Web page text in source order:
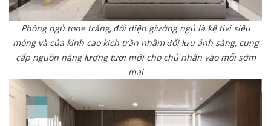
Phòng ngủ tone trắng, đối diện giường ngủ là kệ tivi siêu
mỏng và cửa kính cao kịch trần nhằm đối lưu ánh sáng, cung
cấp nguồn năng lượng tươi mới cho chủ nhân vào mỗi sớm
mai